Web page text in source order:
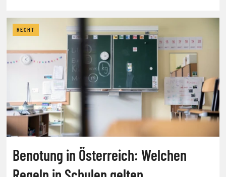
RECHT
Benotung in Österreich: Welchen